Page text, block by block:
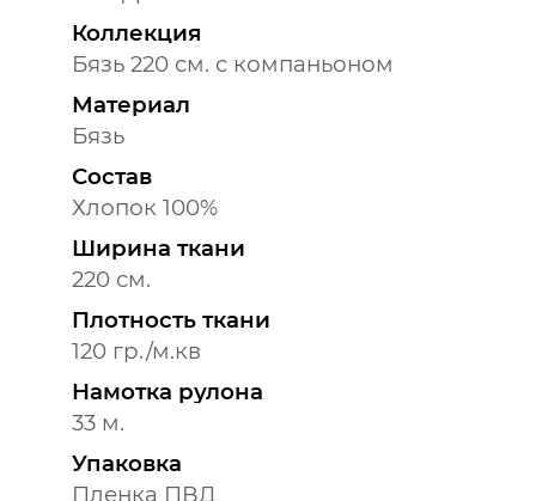
Коллекция
Бязь 220 см. с компаньоном
Материал
Бязь
Состав
Хлопок 100%
Ширина ткани
220 см.
Плотность ткани
120 гр./м.кв
Намотка рулона
33 м.
Упаковка
Пленка ПВД